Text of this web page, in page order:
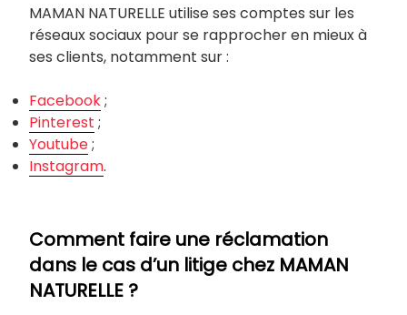
MAMAN NATURELLE utilise ses comptes sur les
réseaux sociaux pour se rapprocher en mieux à
ses clients, notamment sur :
Facebook;
Pinterest ;
Youtube;
Instagram.
Comment faire une réclamation
dans le cas d’un litige chez MAMAN
NATURELLE ?